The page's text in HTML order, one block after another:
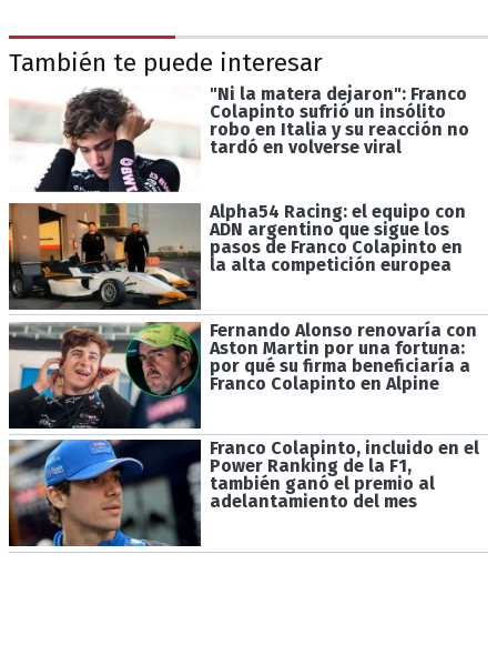
También te puede interesar
"Ni la matera dejaron": Franco
Colapinto sufrió un insólito
robo en Italia y su reacción no
tardó en volverse viral
Alpha54 Racing: el equipo con
ADN argentino que sigue los
pasos de Franco Colapinto en
la alta competición europea
Fernando Alonso renovaría con
Aston Martin por una fortuna:
por qué su firma beneficiaría a
Franco Colapinto en Alpine
Franco Colapinto, incluido en el
Power Ranking de la F1,
también ganó el premio al
adelantamiento del mes